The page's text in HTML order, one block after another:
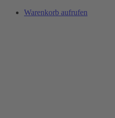
Warenkorb aufrufen